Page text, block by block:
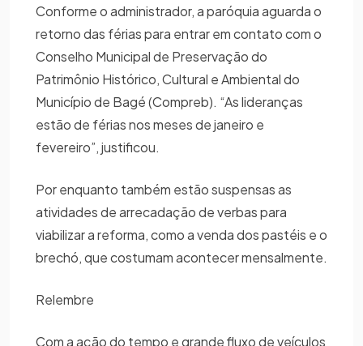
Conforme o administrador, a paróquia aguarda o
retorno das férias para entrar em contato com o
Conselho Municipal de Preservação do
Patrimônio Histórico, Cultural e Ambiental do
Município de Bagé (Compreb). “As lideranças
estão de férias nos meses de janeiro e
fevereiro”, justificou.
Por enquanto também estão suspensas as
atividades de arrecadação de verbas para
viabilizar a reforma, como a venda dos pastéis e o
brechó, que costumam acontecer mensalmente.
Relembre
Com a ação do tempo e grande fluxo de veículos